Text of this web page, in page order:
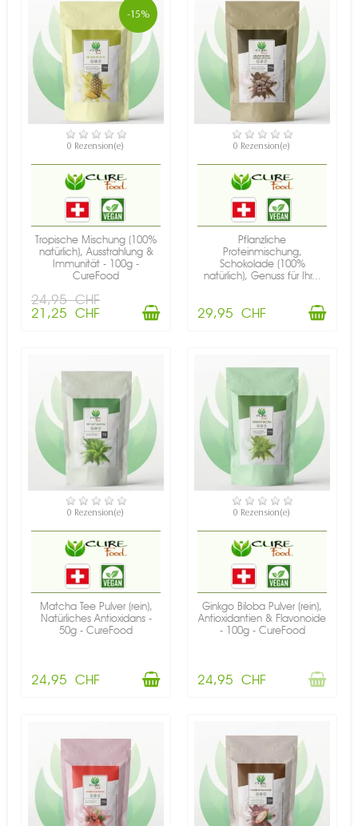
-15%
VERFÜGBAR
0 Rezension(e)
Tropische Mischung (100%
natürlich), Ausstrahlung &
Immunität - 100g -
CureFood
24,95 CHF
21,25 CHF
VERFÜGBAR
0 Rezension(e)
Pflanzliche
Proteinmischung,
Schokolade (100%
natürlich), Genuss für Ihr...
29,95 CHF
VERFÜGBAR
0 Rezension(e)
Matcha Tee Pulver (rein),
Natürliches Antioxidans -
50g - CureFood
24,95 CHF
NICHT AUF LAGER
0 Rezension(e)
Ginkgo Biloba Pulver (rein),
Antioxidantien & Flavonoide
- 100g - CureFood
24,95 CHF